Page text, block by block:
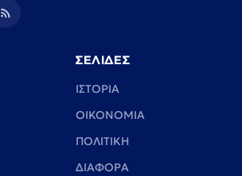
ΣΕΛΙΔΕΣ
ΙΣΤΟΡΙΑ
ΟΙΚΟΝΟΜΙΑ
ΠΟΛΙΤΙΚΗ
ΔΙΑΦΟΡΑ